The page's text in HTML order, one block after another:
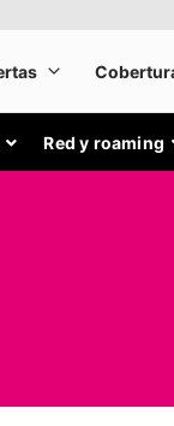
Red y roaming